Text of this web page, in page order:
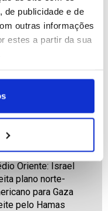
de publicidade e de
outras informações
estes a partir da sua
obrigam aeroporto
a suspender
Oriente: Israel
plano norte-
para Gaza
pelo Hamas